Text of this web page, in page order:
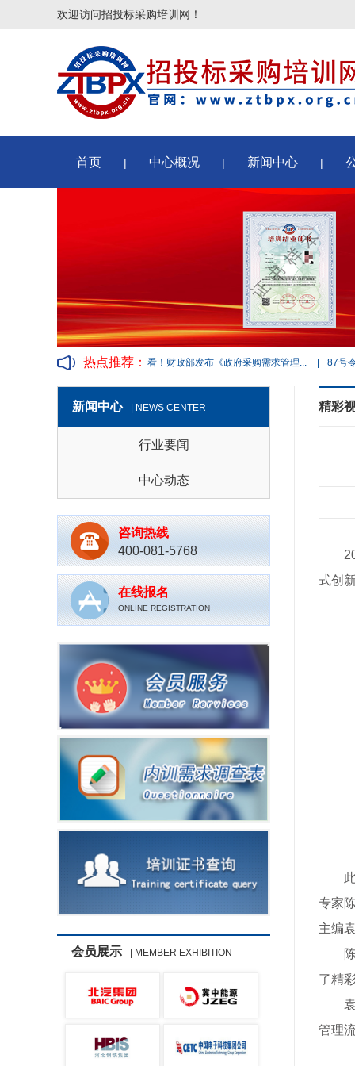
欢迎访问招投标采购培训网！
首页 | 中心概况 | 新闻中心 |
热点推荐：
站）“公平竞争审... | 速看！财政部发布《政府采购需求管理... | 87号令意见
新闻中心 | NEWS CENTER
行业要闻
中心动态
咨询热线
400-081-5768
在线报名
ONLINE REGISTRATION
会员展示 | MEMBER EXHIBITION
精彩
式创
专家
主编
了精
管理